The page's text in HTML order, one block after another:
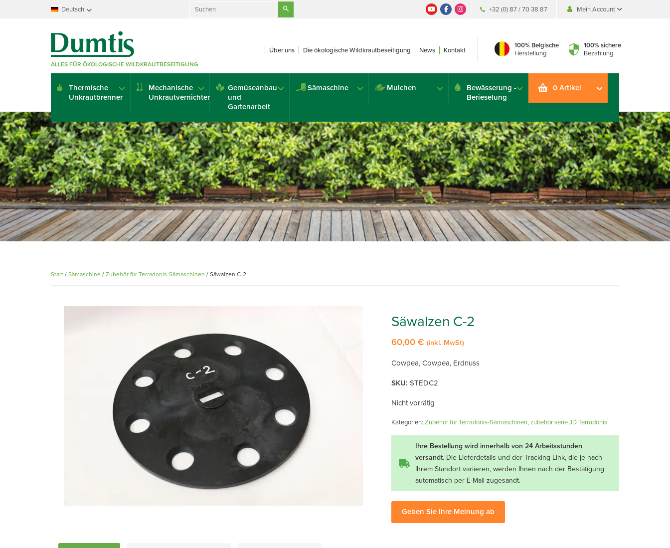
Deutsch
Nederlands
Deutsch
English
Español
Search
+32 (0) 87 / 70 38 87
Mein Account
ALLES FÜR ÖKOLOGISCHE WILDKRAUTBESEITIGUNG
Über uns Die ökologische Wildkrautbeseitigung News Kontakt
100% Belgische
Herstellung
100% sichere
Bezahlung
Thermische
Unkrautbrenner
Mechanische
Unkrautvernichter
Gemüseanbau
und
Gartenarbeit
Sämaschine Mulchen
Bewässerung -
Berieselung
0 Artikel
Start / Sämaschine / Zubehör für Terradonis-Sämaschinen / Säwalzen C-2
Säwalzen C-2
60,00 € (inkl. MwSt)
Cowpea, Cowpea, Erdnuss
SKU: STEDC2
Nicht vorrätig
Kategorien: Zubehör für Terradonis-Sämaschinen,zubehör serie JD Terradonis
Ihre Bestellung wird innerhalb von 24 Arbeitsstunden
versandt.Die Lieferdetails und der Tracking-Link, die je nach
Ihrem Standort variieren, werden Ihnen nach der Bestätigung
automatisch per E-Mail zugesandt.
Geben Sie Ihre Meinung ab